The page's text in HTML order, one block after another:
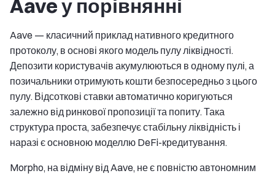
Aave у порівнянні
Aave — класичний приклад нативного кредитного
протоколу, в основі якого модель пулу ліквідності.
Депозити користувачів акумулюються в одному пулі, а
позичальники отримують кошти безпосередньо з цього
пулу. Відсоткові ставки автоматично коригуються
залежно від ринкової пропозиції та попиту. Така
структура проста, забезпечує стабільну ліквідність і
наразі є основною моделлю DeFi-кредитування.
Morpho, на відміну від Aave, не є повністю автономним